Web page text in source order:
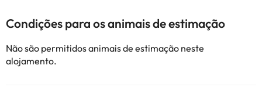
Condições para os animais de estimação
Não são permitidos animais de estimação neste
alojamento.